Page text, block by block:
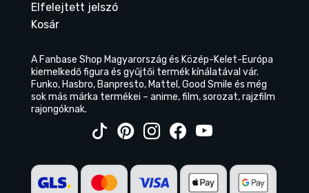
Elfelejtett jelszó
Kosár
A Fanbase Shop Magyarország és Közép-Kelet-Európa
kiemelkedő figura és gyűjtői termék kínálatával vár.
Funko, Hasbro, Banpresto, Mattel, Good Smile és még
sok más márka termékei – anime, film, sorozat, rajzfilm
rajongóknak.